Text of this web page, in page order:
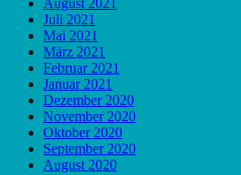
August 2021
Juli 2021
Mai 2021
März 2021
Februar 2021
Januar 2021
Dezember 2020
November 2020
Oktober 2020
September 2020
August 2020